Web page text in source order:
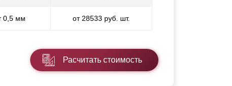
0,5 мм от 28533 руб. шт.
Расчитать стоимость